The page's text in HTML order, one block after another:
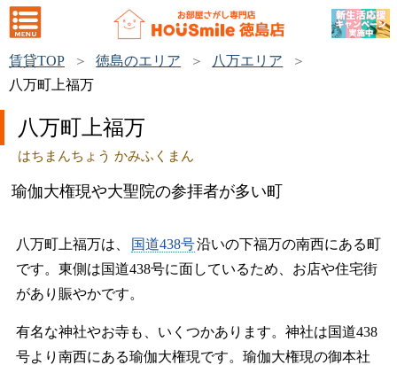
賃貸TOP 徳島のエリア
八万エリア
八万町上福万
八万町上福万
はちまんちょう かみふくまん
瑜伽大権現や大聖院の参拝者が多い町
八万町上福万は、 国道438号沿いの下福万の南西にある町
です。東側は国道438号に面しているため、お店や住宅街
があり賑やかです。
有名な神社やお寺も、いくつかあります。神社は国道438
号より南西にある瑜伽大権現です。瑜伽大権現の御本社